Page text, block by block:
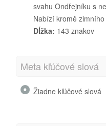
svahu Ondřejníku s
Nabízí kromě
Dĺžka: 143 znakov
Meta kľúčové slová
Žiadne kľúčové slová